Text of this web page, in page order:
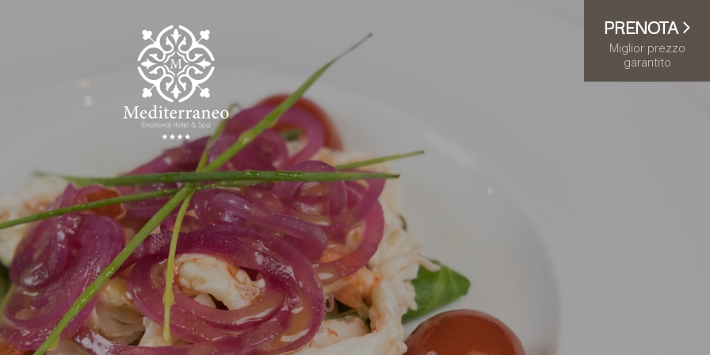
PRENOTA
Miglior prezzo
garantito
IT EN DE
HOTEL & SERVIZI
CAMERE & SUITE
CAFÉ & RISTORANTE
CENTRO BENESSERE
INFO & CONTATTI